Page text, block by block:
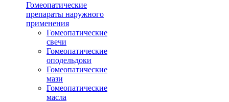
Гомеопатические
препараты наружного
применения
Гомеопатические
свечи
Гомеопатические
оподельдоки
Гомеопатические
мази
Гомеопатические
масла